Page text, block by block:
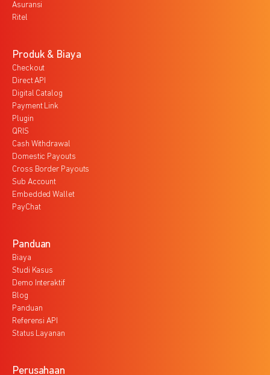
Asuransi
Ritel
Produk & Biaya
Checkout
Direct API
Digital Catalog
Payment Link
Plugin
QRIS
Cash Withdrawal
Domestic Payouts
Cross Border Payouts
Sub Account
Embedded Wallet
PayChat
Panduan
Biaya
Studi Kasus
Demo Interaktif
Blog
Panduan
Referensi API
Status Layanan
Perusahaan